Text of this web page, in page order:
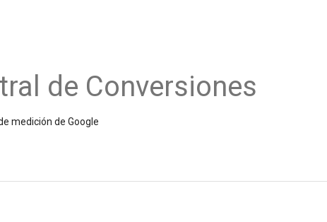
de Conversiones
medición de Google